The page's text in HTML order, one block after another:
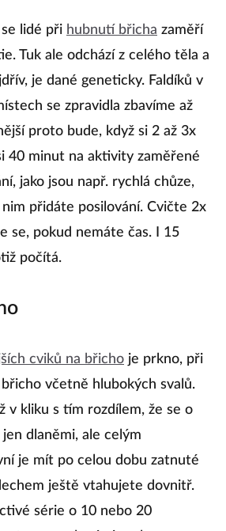
lidé při hubnutí břicha zaměří
Tuk ale odchází z celého těla a
je dané geneticky. Faldíků v
se zpravidla zbavíme až
proto bude, když si 2 až 3x
40 minut na aktivity zaměřené
jako jsou např. rychlá chůze,
přidáte posilování. Cvičte 2x
se, pokud nemáte čas. I 15
počítá.
cviků na břicho je prkno, při
včetně hlubokých svalů.
v kliku s tím rozdílem, že se o
dlaněmi, ale celým
je mít po celou dobu zatnuté
ještě vtahujete dovnitř.
série o 10 nebo 20